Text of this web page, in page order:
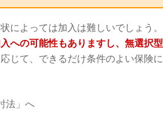
によっては加入は難しいでしょう。
への可能性もありますし、無選択型
じて、できるだけ条件のよい保険に
法」へ